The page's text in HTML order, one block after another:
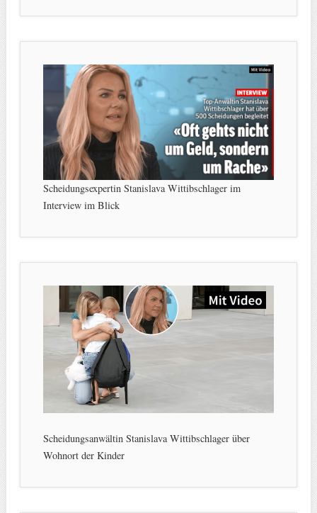
Scheidungsexpertin Stanislava Wittibschlager im
Interview im Blick
Scheidungsanwältin Stanislava Wittibschlager über
Wohnort der Kinder